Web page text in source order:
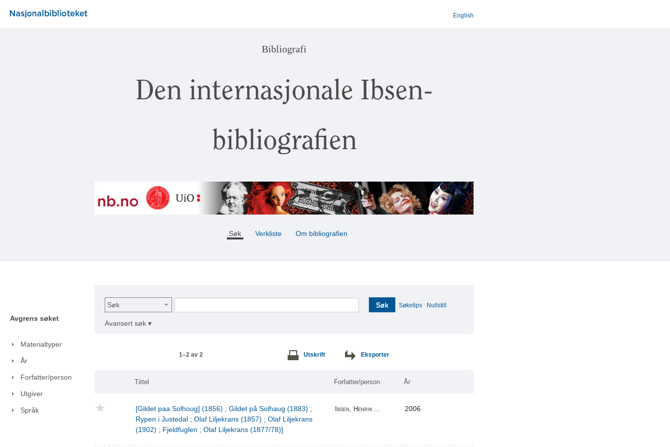
English
Bibliografi
Den internasjonale Ibsen-
bibliografien
Søk Verkliste Om bibliografien
Avgrens søket
Materialtyper
År
Forfatter/person
Utgiver
Språk
Søk Søk Søketips Nullstill
Avansert søk ▾
1–2 av 2 Utskrift Eksporter
Tittel Forfatter/person År
[Gildet paa Solhoug] (1856) ; Gildet på Solhaug (1883) ;
Rypen i Justedal ; Olaf Liljekrans (1857) ; Olaf Liljekrans
(1902) ; Fjeldfuglen ; Olaf Liljekrans (1877/78)]
Ibsen, Henrik ... 2006